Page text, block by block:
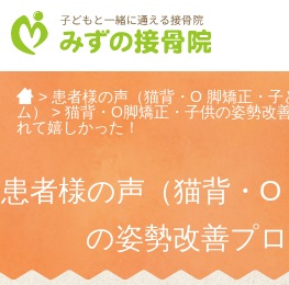
> 患者様の声（猫背・O 脚矯正・
ム）
> 猫背・O脚矯正・子供の姿勢改
れて嬉しかった！
患者様の声（猫背・
の姿勢改善プロ